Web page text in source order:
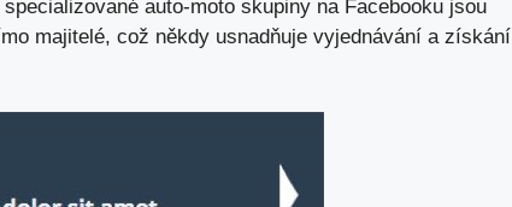
auto-moto skupiny na Facebooku jsou
majitelé, což někdy usnadňuje vyjednávání a získání